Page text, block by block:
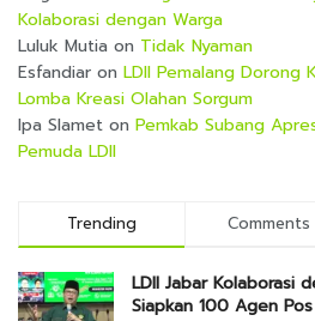
Kolaborasi dengan Warga
Luluk Mutia on Tidak Nyaman
Esfandiar on LDII Pemalang Dorong
Lomba Kreasi Olahan Sorgum
Ipa Slamet on Pemkab Subang
Pemuda LDII
Trending Comments
LDII Jabar Kolaborasi
Siapkan 100 Agen